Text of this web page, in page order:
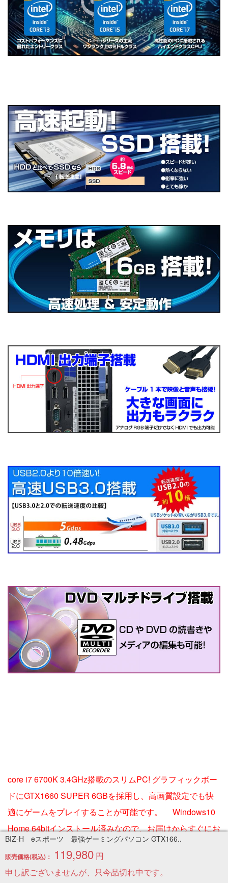
core i7 6700K 3.4GHz搭載のスリムPC! グラフィックボー
ドにGTX1660 SUPER 6GBを採用し、高画質設定でも快
適にゲームをプレイすることが可能です。 Windows10
Home 64bitインストール済みなので、お届けからすぐにお
使いいただけます。
BIZ-H eスポーツ 最強ゲーミングパソコン GTX166..
販売価格(税込)： 119,980 円
申し訳ございませんが、只今品切れ中です。